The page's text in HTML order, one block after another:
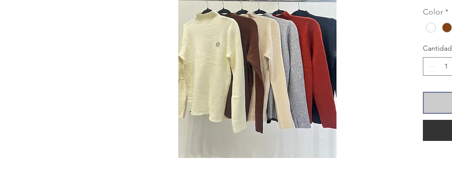
Color *
Cantidad